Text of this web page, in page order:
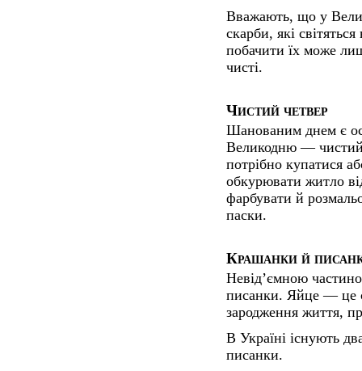
Вважають, що у
скарби, які
побачити їх може
чисті.
Чистий четвер
Шанованим днем є
Великодню —
потрібно купатися
обкурювати житло
фарбувати й
паски.
Крашанки й
Невід’ємною
писанки. Яйце — це
зародження життя,
В Україні існують
писанки.